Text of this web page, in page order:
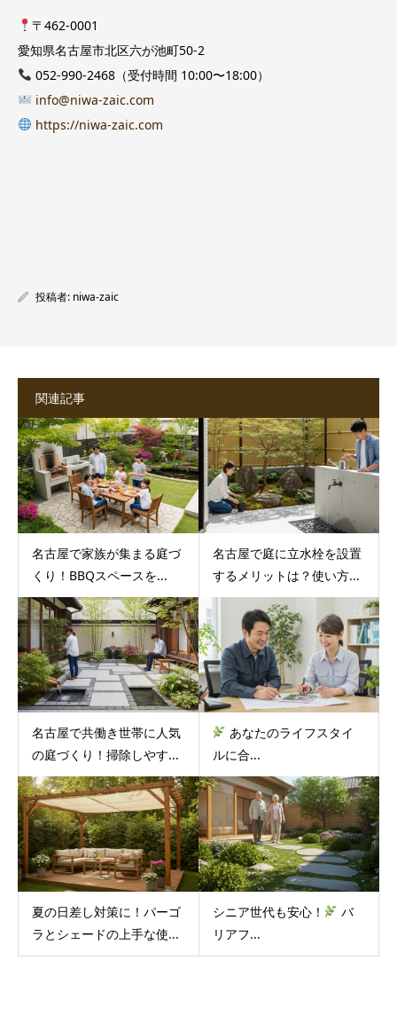
〒462-0001
愛知県名古屋市北区六が池町50-2
052-990-2468（受付時間 10:00〜18:00）
info@niwa-zaic.com
https://niwa-zaic.com
投稿者: niwa-zaic
関連記事
名古屋で家族が集まる庭づ
くり！BBQスペースを...
名古屋で庭に立水栓を設置
するメリットは？使い方...
名古屋で共働き世帯に人気
の庭づくり！掃除しやす...
あなたのライフスタイ
ルに合...
夏の日差し対策に！パーゴ
ラとシェードの上手な使...
シニア世代も安心！
バ
リアフ...